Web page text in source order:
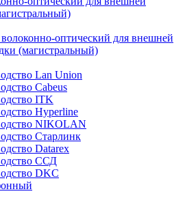
оптический для внешней
(магистральный)
Lan Union
Cabeus
ITK
Hyperline
NIKOLAN
Старлинк
Datarex
ССД
DKC